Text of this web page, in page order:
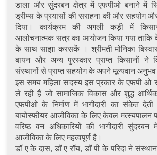
डाला और सुंदरबन क्षेत्र में एफपीओ बनाने में
ड्रीम्स के प्रयासों की सराहना की और सहयोग
दिया। कार्यक्रम की अगली कड़ी में
आलोचनात्मक सत्र का आयोजन किया गया
के साथ साझा करसकें । श्रीमती मोनिका
बायन और अन्य पुरस्कार प्राप्त किसानों ने
संस्थानों से प्राप्त सहयोग के अपने मूल्यवान अनुभव
इस समय महिला सदस्य इस प्रकार के एफपी ओ
ले रही हैं जो सामाजिक विकास और शुद्ध
एफपीओ के निर्माण में भागीदारी का संकेत
बायोस्फीयर आजीविका के लिए केवल मत्स्यपालन
वरिष्ठ वन अधिकारियों की भागीदारी
आजीविका के लिए महत्वपूर्ण है।
डॉ ए के दास, डॉ ए रॉय, डॉ पी के परिदा ने